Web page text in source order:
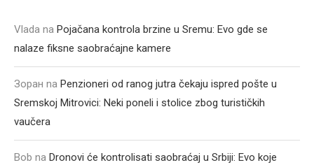
Vlada na Pojačana kontrola brzine u Sremu: Evo gde se
nalaze fiksne saobraćajne kamere
Зоран na Penzioneri od ranog jutra čekaju ispred pošte u
Sremskoj Mitrovici: Neki poneli i stolice zbog turističkih
vaučera
Bob na Dronovi će kontrolisati saobraćaj u Srbiji: Evo koje